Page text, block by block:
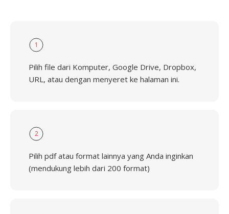
1
Pilih file dari Komputer, Google Drive, Dropbox,
URL, atau dengan menyeret ke halaman ini.
2
Pilih pdf atau format lainnya yang Anda inginkan
(mendukung lebih dari 200 format)